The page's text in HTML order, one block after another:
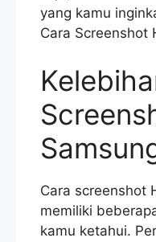
yang kamu
Cara Screenshot
Cara screenshot
memiliki
kamu ketahui.